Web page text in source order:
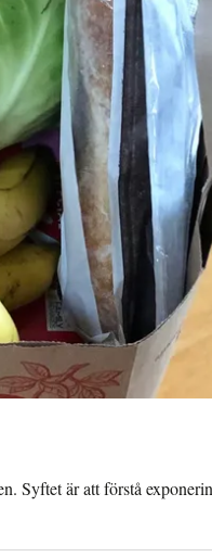
Syftet är att förstå